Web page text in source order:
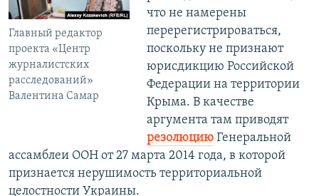
Главный редактор
проекта «Центр
журналистских
расследований»
Валентина Самар
что не намерены
перерегистрироваться,
поскольку не признают
юрисдикцию Российской
Федерации на территории
Крыма. В качестве
аргумента там приводят
резолюциюГенеральной
ассамблеи ООН от 27 марта 2014 года, в которой
признается нерушимость территориальной
целостности Украины.